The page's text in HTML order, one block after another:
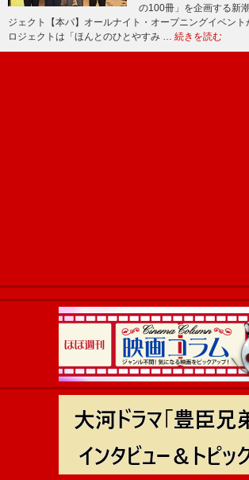
の100冊」を企画する新
ジェクト【本パ】オールナイト・オープニングイベン
ロジェクトは「ほんとのひとやすみ … 続きを読む